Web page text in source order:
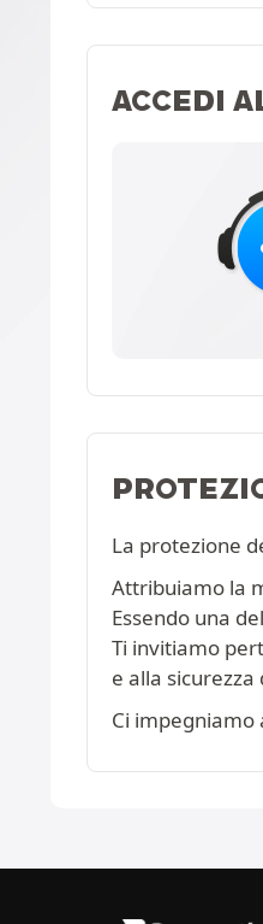
ACCEDI
La protezione
Attribuiamo la
Essendo una
Ti invitiamo
e alla
Ci